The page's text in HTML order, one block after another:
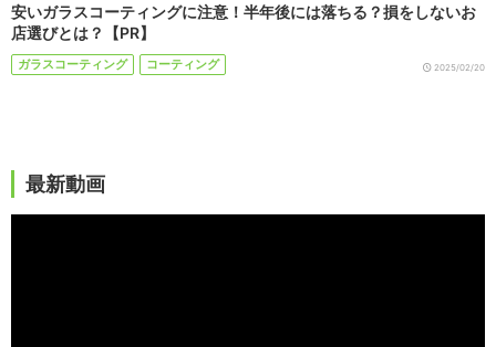
安いガラスコーティングに注意！半年後には落ちる？損をしないお
店選びとは？【PR】
ガラスコーティング コーティング 2025/02/20
最新動画